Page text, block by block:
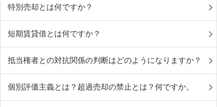
特別売却とは何ですか？
短期賃貸借とは何ですか？
抵当権者との対抗関係の判断はどのようになりますか？
個別評価主義とは？超過売却の禁止とは？何ですか。